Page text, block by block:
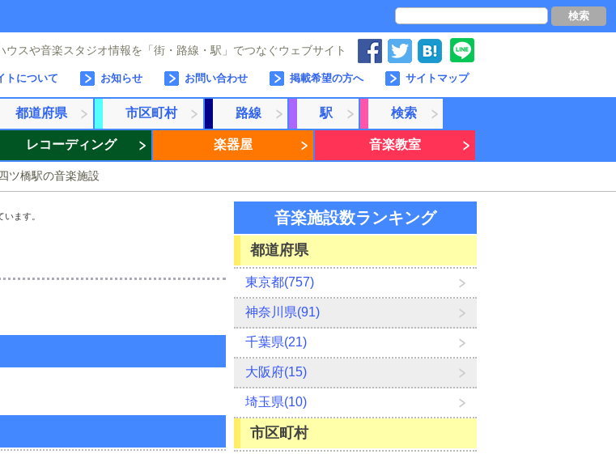
検索
ウスや音楽スタジオ情報を「街・路線・駅」でつなぐウェブサイト
サイトマップ
掲載希望の方へ
お問い合わせ
お知らせ
トについて
都道府県 市区町村 路線 駅 検索
レコーディング 楽器屋 音楽教室
ツ橋駅の音楽施設
ます。 音楽施設数ランキング
都道府県
東京都(757)
神奈川県(91)
千葉県(21)
大阪府(15)
埼玉県(10)
市区町村